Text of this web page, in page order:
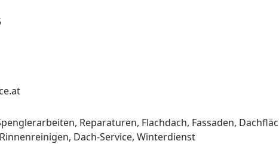
Reparaturen, Flachdach, Fassaden,
Dach-Service, Winterdienst